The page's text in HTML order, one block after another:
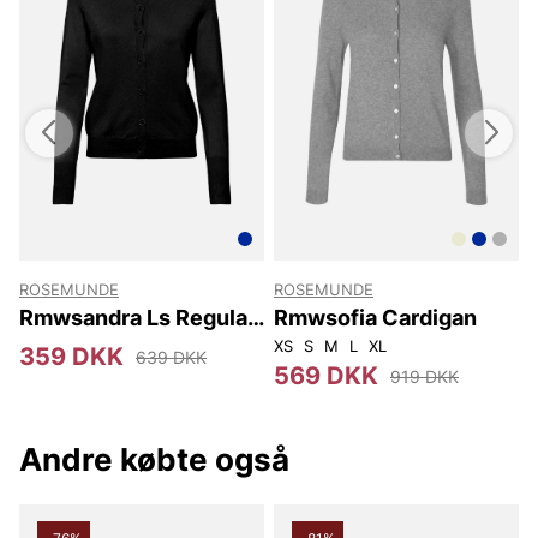
ROSEMUNDE
Rmwsandra Ls Regular
Cardigan
359 DKK 639 DKK
ROSEMUNDE
Rmwsofia Cardigan
XS S M L XL
569 DKK 919 DKK
Andre købte også